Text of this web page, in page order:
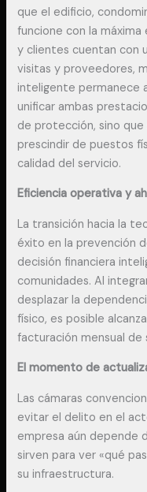
que el edificio,
funcione con la
y clientes cuentan con
visitas y proveedores,
inteligente permanece
unificar ambas
de protección, sino
prescindir de puestos
calidad del servicio.
Eficiencia operativa y
La transición hacia la
éxito en la prevención
decisión financiera
comunidades. Al
desplazar la
físico, es posible
facturación mensual de
El momento de
Las cámaras
evitar el delito en el
empresa aún depende
sirven para ver «qué
su infraestructura.